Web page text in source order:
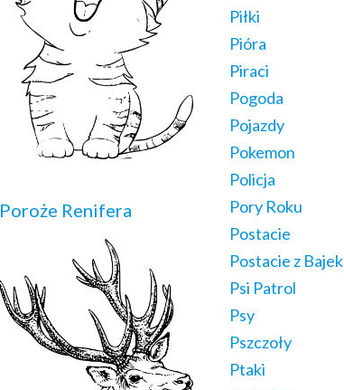
Poroże Renifera
Piłki
Pióra
Piraci
Pogoda
Pojazdy
Pokemon
Policja
Pory Roku
Postacie
Postacie z Bajek
Psi Patrol
Psy
Pszczoły
Ptaki